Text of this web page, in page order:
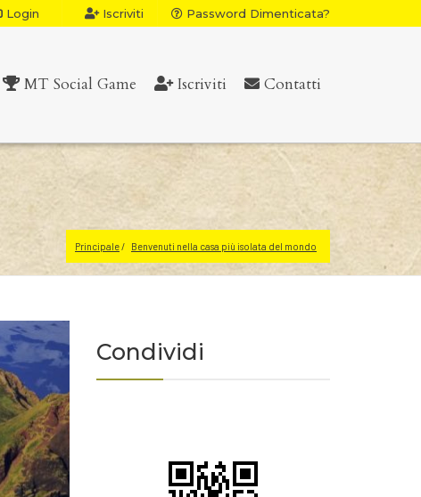
Login Iscriviti Password Dimenticata?
MT Social Game Iscriviti Contatti
Principale Benvenuti nella casa più isolata del mondo
Condividi